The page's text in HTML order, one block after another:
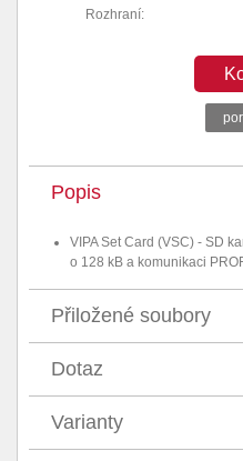
Rozhraní:
Popis
VIPA Set Card (VSC) - SD
o 128 kB a komunikaci
Přiložené soubory
Dotaz
Varianty